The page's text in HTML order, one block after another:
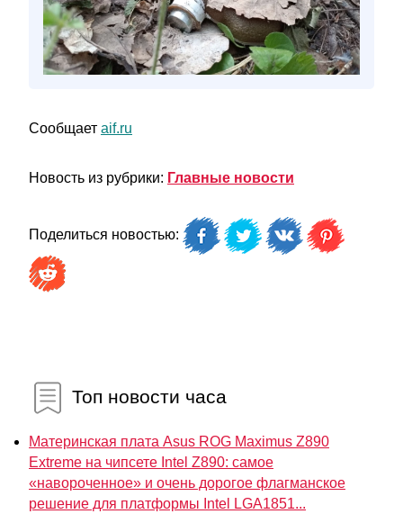
Сообщает aif.ru
Новость из рубрики: Главные новости
Поделиться новостью:
Топ новости часа
Материнская плата Asus ROG Maximus Z890
Extreme на чипсете Intel Z890: самое
«навороченное» и очень дорогое флагманское
решение для платформы Intel LGA1851...